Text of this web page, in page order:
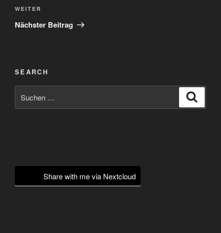
Nächster
Beitrag
WEITER
Nächster Beitrag
SEARCH
nach:
Share with me via Nextcloud